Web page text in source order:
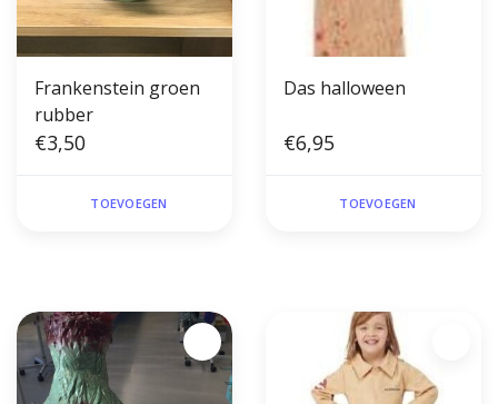
Frankenstein groen
rubber
€3,50
TOEVOEGEN
Das halloween
€6,95
TOEVOEGEN